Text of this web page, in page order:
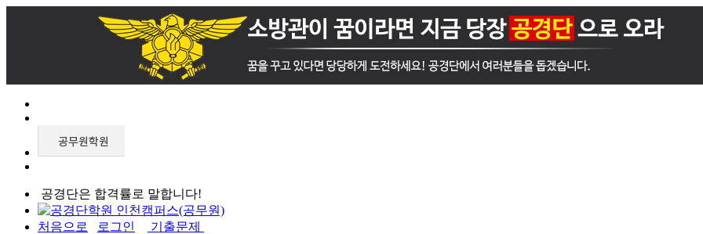
공경단은 합격률로 말합니다!
처음으로 로그인 기출문제